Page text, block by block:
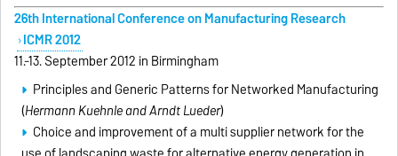
26th International Conference on Manufacturing Research
ICMR 2012
11.-13. September 2012 in Birmingham
Principles and Generic Patterns for Networked Manufacturing
(Hermann Kuehnle and Arndt Lueder)
Choice and improvement of a multi supplier network for the